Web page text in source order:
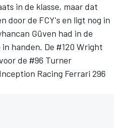
in de klasse, maar dat
door de FCY's en ligt nog in
Güven had in de
handen. De #120 Wright
de #96 Turner
Racing Ferrari 296